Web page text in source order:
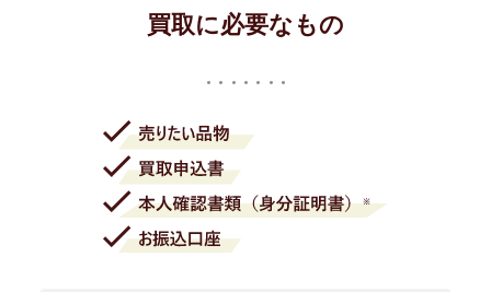
買取に必要なもの